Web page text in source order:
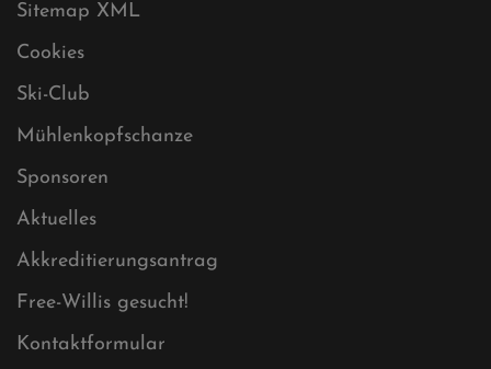
Datenschutz
Impressum
Sitemap
Sitemap XML
Cookies
Ski-Club